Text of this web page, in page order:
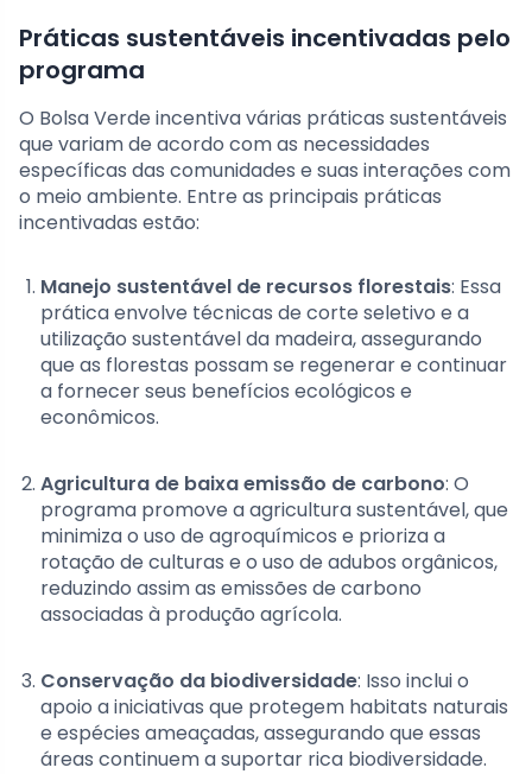
Práticas sustentáveis incentivadas pelo
programa
O Bolsa Verde incentiva várias práticas sustentáveis
que variam de acordo com as necessidades
específicas das comunidades e suas interações com
o meio ambiente. Entre as principais práticas
incentivadas estão:
Manejo sustentável de recursos florestais: Essa
prática envolve técnicas de corte seletivo e a
utilização sustentável da madeira, assegurando
que as florestas possam se regenerar e continuar
a fornecer seus benefícios ecológicos e
econômicos.
Agricultura de baixa emissão de carbono: O
programa promove a agricultura sustentável, que
minimiza o uso de agroquímicos e prioriza a
rotação de culturas e o uso de adubos orgânicos,
reduzindo assim as emissões de carbono
associadas à produção agrícola.
Conservação da biodiversidade: Isso inclui o
apoio a iniciativas que protegem habitats naturais
e espécies ameaçadas, assegurando que essas
áreas continuem a suportar rica biodiversidade.